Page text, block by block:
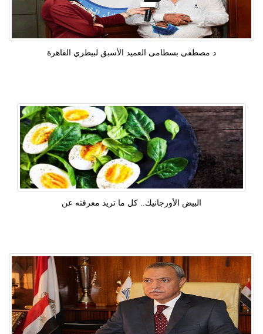
د مصطفى بسطامى العميد الأسبق لبيطري القاهرة
البيض الأورجانيك.. كل ما تريد معرفته عن